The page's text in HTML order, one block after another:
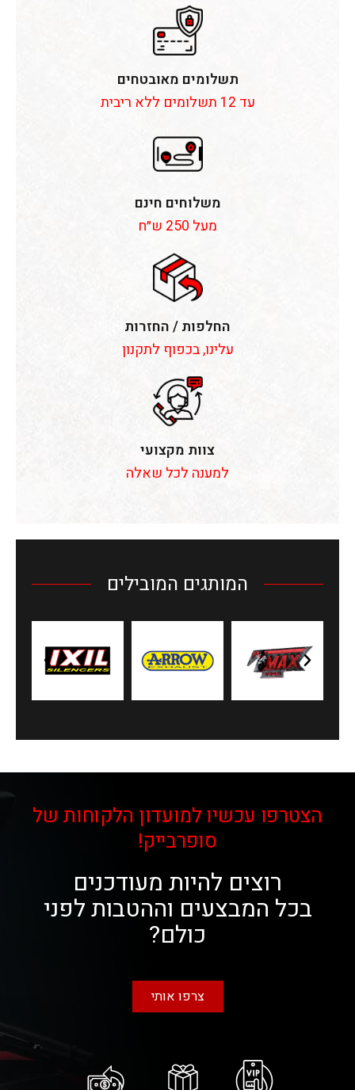
תשלומים מאובטחים
עד 12 תשלומים ללא ריבית
משלוחים חינם
מעל 250 ש״ח
החלפות / החזרות
עלינו, בכפוף לתקנון
צוות מקצועי
למענה לכל שאלה
המותגים המובילים
הצטרפו עכשיו למועדון הלקוחות של
סופרבייק!
רוצים להיות מעודכנים
בכל המבצעים וההטבות לפני
כולם?
צרפו אותי